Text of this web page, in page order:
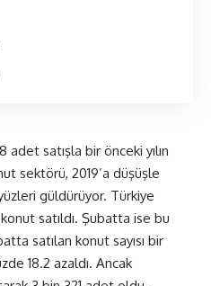
adet satışla bir önceki yılın
sektörü, 2019’a düşüşle
güldürüyor. Türkiye
satıldı. Şubatta ise bu
satılan konut sayısı bir
18.2 azaldı. Ancak